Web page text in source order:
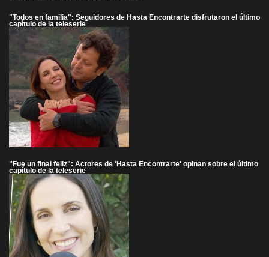
"Todos en familia": Seguidores de Hasta Encontrarte disfrutaron el último
capítulo de la teleserie
"Fue un final feliz": Actores de 'Hasta Encontrarte' opinan sobre el último
capítulo de la teleserie